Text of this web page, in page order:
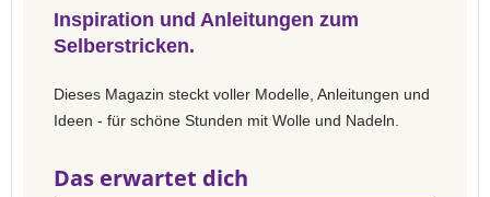
Inspiration und Anleitungen zum
Selberstricken.
Dieses Magazin steckt voller Modelle, Anleitungen und
Ideen - für schöne Stunden mit Wolle und Nadeln.
Das erwartet dich